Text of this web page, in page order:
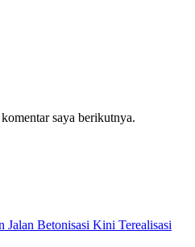
saya berikutnya.
Jalan Betonisasi Kini Terealisasi